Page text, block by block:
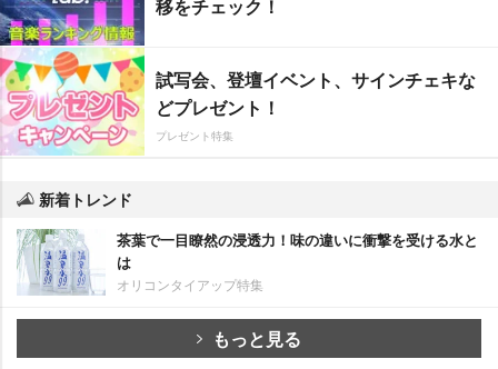
移をチェック！
試写会、登壇イベント、サインチェキな
どプレゼント！
プレゼント特集
新着トレンド
茶葉で一目瞭然の浸透力！味の違いに衝撃を受ける水と
は
オリコンタイアップ特集
もっと見る